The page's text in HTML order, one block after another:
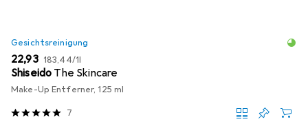
Gesichtsreinigung
EUR
22,93 EUR
183,44/1l
Shiseido The Skincare
Make-Up Entferner, 125 ml
7